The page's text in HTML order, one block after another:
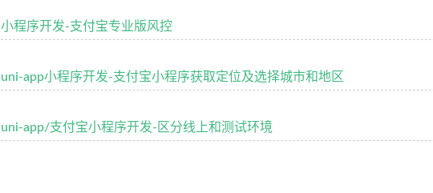
小程序开发-支付宝专业版风控
uni-app小程序开发-支付宝小程序获取定位及选择城市和地区
uni-app/支付宝小程序开发-区分线上和测试环境